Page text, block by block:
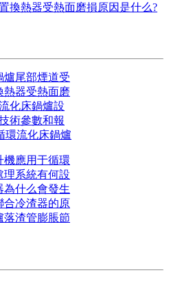
換熱器受熱面磨損原因是什么?
爐尾部煙道受
熱器受熱面磨
化床鍋爐設
術參數和報
環流化床鍋爐
機應用于循環
理系統有何設
為什么會發生
合冷渣器的原
落渣管膨脹節